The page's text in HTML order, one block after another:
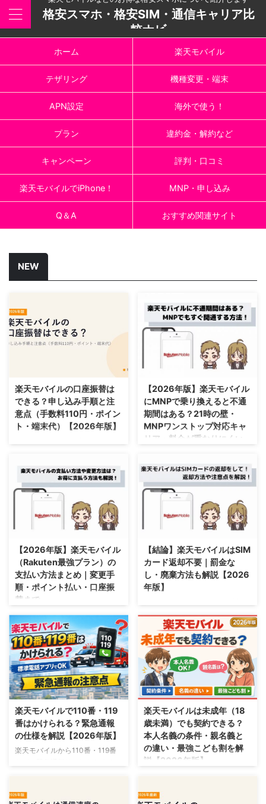
格安スマホ・格安SIM・通信キャリア比
較ナビ
ホーム 楽天モバイル
テザリング 機種変更・端末
APN設定 海外で使う！
プラン 違約金・解約など
キャンペーン 評判・口コミ
楽天モバイルでiPhone！ MNP・申し込み
Q＆A おすすめ関連サイト
NEW
楽天モバイルの口座振替は
できる？申し込み手順と注
意点（手数料110円・ポイン
ト・端末代）【2026年版】
解説。楽天モバイルは口座振替が
できる（2026年も対応）など、
手順・注意点を詳しく説明しま
す。【2026年版】
2026/8/4
【2026年版】楽天モバイル
にMNPで乗り換えると不通
期間はある？21時の壁・
MNPワンストップ対応キャ
リア・料金が重なりにくい
楽天モバイルにMNPで乗り換え
ると不通期間はある？21時の壁と
開通タイミング、料金が重なりを
解説。楽天モバイルに不通期間
（電話が使えない期間）はある？
など、手順・注意点を詳しく説明
2026/8/4
【2026年版】楽天モバイル
（Rakuten最強プラン）の
支払い方法まとめ｜変更手
順・ポイント払い・口座振
替まで
楽天モバイル（Rakuten最強プラ
ン）の支払い方法まとめを解説。
楽天モバイルの料金の支払い方
法・クレジットカードで支払うな
ど、手順・注意点を詳しく説明し
ます。【2026年版】
2026/8/4
【結論】楽天モバイルはSIM
カード返却不要｜罰金な
し・廃棄方法も解説【2026
年版】
要を解説。SIMカードの処分方法
（返却不要な場合）など、手順・
注意点を詳しく説明します。
【2026年版】
2026/8/1
楽天モバイルで110番・119
番はかけられる？緊急通報
の仕様を解説【2026年版】
楽天モバイルから110番・119番
での他社プラチナバンド自動ロー
2026/8/4
楽天モバイルは未成年（18
歳未満）でも契約できる？
本人名義の条件・親名義と
の違い・最強こども割を解
説【2026年版】
す。掲載されている情報は、執筆